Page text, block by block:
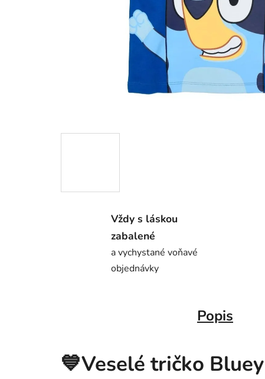
Vždy s láskou
zabalené
a vychystané voňavé
objednávky
Popis
💙Veselé tričko Bluey